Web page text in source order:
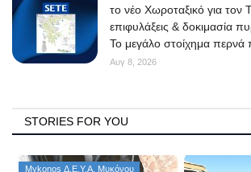
το νέο Χωροταξικό για τον
επιφυλάξεις & δοκιμασία
Το μεγάλο στοίχημα περνά
Αυγ 8, 2026
STORIES FOR YOU
Mykonos Δ.Ε.Υ.Α. Μυκόνου